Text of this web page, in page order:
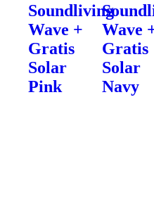
Soundliving
Wave +
Gratis
Solar
Pink
Wave
Gratis
Solar
Navy